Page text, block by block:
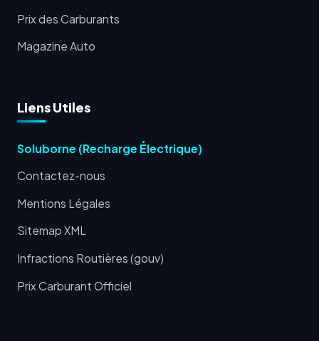
Prix des Carburants
Magazine Auto
Liens Utiles
Soluborne (Recharge Électrique)
Contactez-nous
Mentions Légales
Sitemap XML
Infractions Routières (gouv)
Prix Carburant Officiel